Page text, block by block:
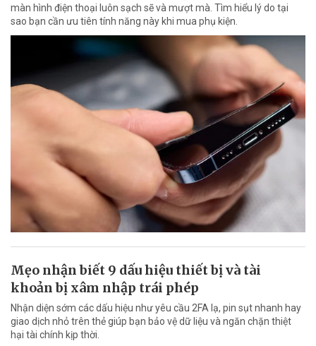
màn hình điện thoại luôn sạch sẽ và mượt mà. Tìm hiểu lý do tại
sao bạn cần ưu tiên tính năng này khi mua phụ kiện.
Mẹo nhận biết 9 dấu hiệu thiết bị và tài
khoản bị xâm nhập trái phép
Nhận diện sớm các dấu hiệu như yêu cầu 2FA lạ, pin sụt nhanh hay
giao dịch nhỏ trên thẻ giúp bạn bảo vệ dữ liệu và ngăn chặn thiệt
hại tài chính kịp thời.